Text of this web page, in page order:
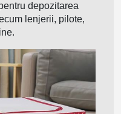
depozitarea
lenjerii, pilote,